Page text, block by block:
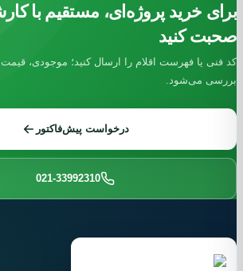
برای خرید پروژه‌ای، مستقیم با
صحبت کنید
کد فنی یا فهرست اقلام را ارسال کنید؛ موجودی،
بررسی می‌شود.
درخواست پیش‌فاکتور
021-33992310